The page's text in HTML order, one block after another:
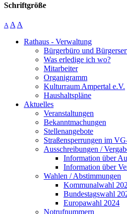
Schriftgröße
A A A
Rathaus - Verwaltung
Bürgerbüro und
Was erledige ich wo?
Mitarbeiter
Organigramm
Kulturraum Ampertal e.V.
Haushaltspläne
Aktuelles
Veranstaltungen
Bekanntmachungen
Stellenangebote
Straßensperrungen im
Ausschreibungen /
Information über
Information über
Wahlen / Abstimmungen
Kommunalwahl
Bundestagswahl
Europawahl 2024
Notrufnummern